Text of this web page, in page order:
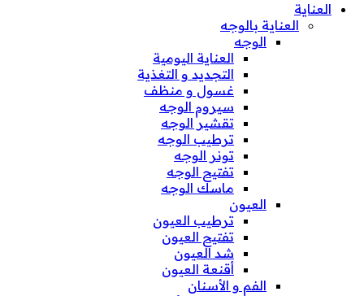
العناية
العناية بالوجه
الوجه
العناية اليومية
التجديد و التغذية
غسول و منظف
سيروم الوجه
تقشير الوجه
ترطيب الوجه
تونر الوجه
تفتيح الوجه
ماسك الوجه
العيون
ترطيب العيون
تفتيح العيون
شد العيون
أقنعة العيون
الفم و الأسنان